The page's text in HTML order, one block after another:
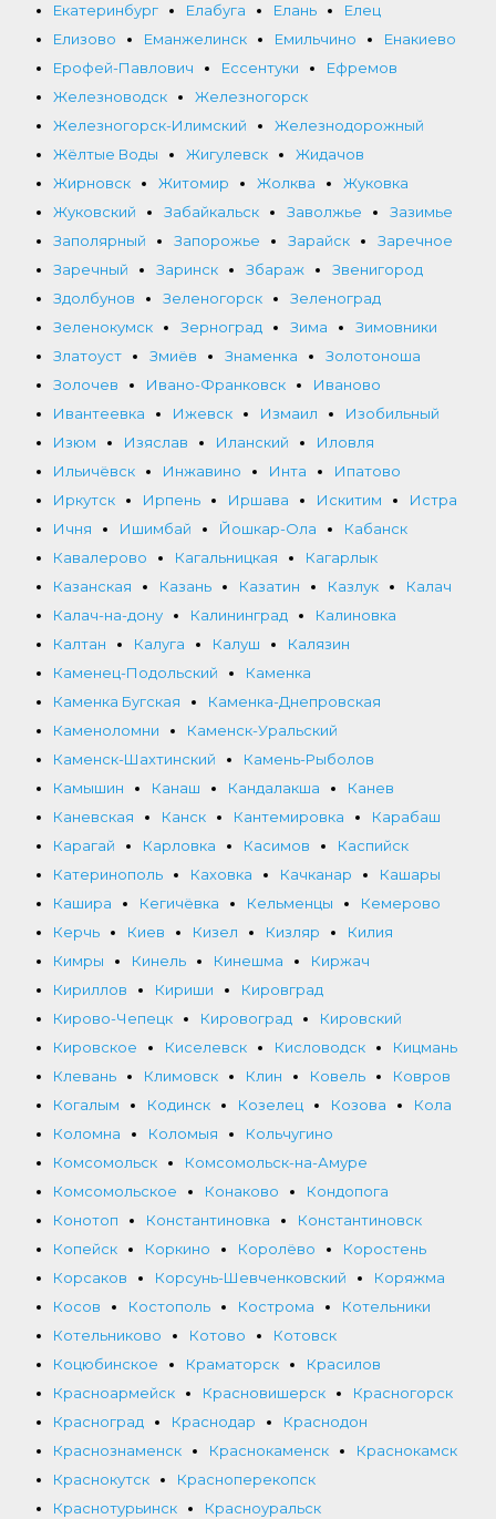
Екатеринбург
Елабуга Елань
Елец
Елизово
Еманжелинск Емильчино
Енакиево
Ерофей-Павлович
Ессентуки
Ефремов
Железноводск
Железногорск
Железногорск-Илимский
Железнодорожный
Жёлтые Воды
Жигулевск
Жидачов
Жирновск
Житомир Жолква
Жуковка
Жуковский
Забайкальск Заволжье
Зазимье
Заполярный
Запорожье Зарайск
Заречное
Заречный
Заринск Збараж
Звенигород
Здолбунов
Зеленогорск
Зеленоград
Зеленокумск
Зерноград Зима
Зимовники
Златоуст
Змиёв Знаменка
Золотоноша
Золочев
Ивано-Франковск
Иваново
Ивантеевка
Ижевск Измаил
Изобильный
Изюм
Изяслав Иланский
Иловля
Ильичёвск
Инжавино Инта
Ипатово
Иркутск
Ирпень Иршава Искитим
Истра
Ичня
Ишимбай Йошкар-Ола
Кабанск
Кавалерово
Кагальницкая
Кагарлык
Казанская
Казань Казатин Казлук
Калач
Калач-на-дону
Калининград
Калиновка
Калтан
Калуга Калуш
Калязин
Каменец-Подольский
Каменка
Каменка Бугская
Каменка-Днепровская
Каменоломни
Каменск-Уральский
Каменск-Шахтинский
Камень-Рыболов
Камышин
Канаш Кандалакша
Канев
Каневская
Канск Кантемировка
Карабаш
Карагай
Карловка Касимов
Каспийск
Катеринополь
Каховка Качканар
Кашары
Кашира
Кегичёвка Кельменцы
Кемерово
Керчь
Киев Кизел Кизляр
Килия
Кимры
Кинель Кинешма
Киржач
Кириллов
Кириши
Кировград
Кирово-Чепецк
Кировоград
Кировский
Кировское
Киселевск Кисловодск
Кицмань
Клевань
Климовск Клин Ковель
Ковров
Когалым
Кодинск Козелец Козова
Кола
Коломна
Коломыя
Кольчугино
Комсомольск
Комсомольск-на-Амуре
Комсомольское
Конаково
Кондопога
Конотоп
Константиновка
Константиновск
Копейск
Коркино Королёво
Коростень
Корсаков
Корсунь-Шевченковский
Коряжма
Косов
Костополь Кострома
Котельники
Котельниково
Котово
Котовск
Коцюбинское
Краматорск
Красилов
Красноармейск
Красновишерск
Красногорск
Красноград
Краснодар
Краснодон
Краснознаменск
Краснокаменск
Краснокамск
Краснокутск
Красноперекопск
Краснотурьинск
Красноуральск